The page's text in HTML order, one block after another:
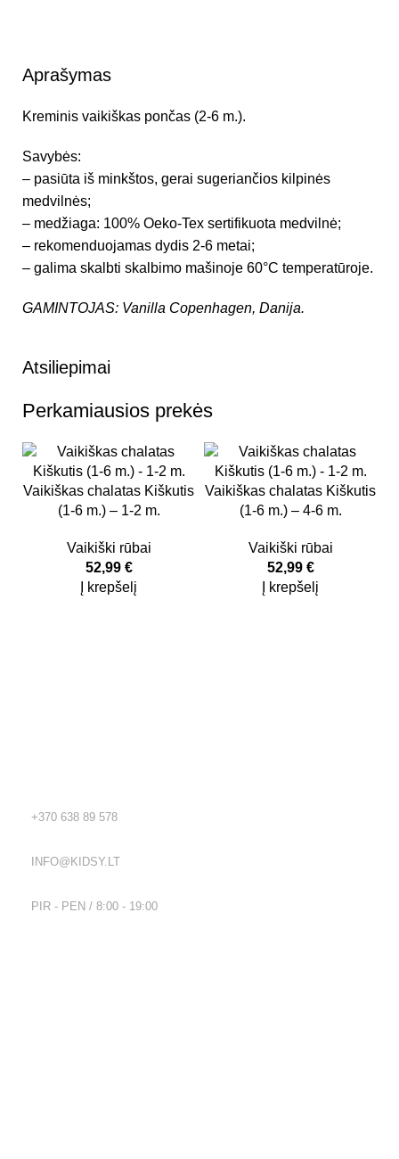
Aprašymas
Kreminis vaikiškas pončas (2-6 m.).
Savybės:
– pasiūta iš minkštos, gerai sugeriančios kilpinės
medvilnės;
– medžiaga: 100% Oeko-Tex sertifikuota medvilnė;
– rekomenduojamas dydis 2-6 metai;
– galima skalbti skalbimo mašinoje 60°C temperatūroje.
GAMINTOJAS: Vanilla Copenhagen, Danija.
Atsiliepimai
Perkamiausios prekės
Vaikiškas chalatas Kiškutis
(1-6 m.) – 1-2 m.
Vaikiški rūbai
52,99 €
Į krepšelį
Vaikiškas chalatas Kiškutis
(1-6 m.) – 4-6 m.
Vaikiški rūbai
52,99 €
Į krepšelį
+370 638 89 578
INFO@KIDSY.LT
PIR - PEN / 8:00 - 19:00